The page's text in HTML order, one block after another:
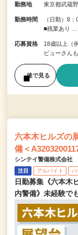
勤務地 東京都武蔵
勤務時間
（日勤）8
■残業あり …
応募資格
18歳以上（
ビューさん
後で見る
六本木ヒルズの
備＜
シンテイ警備株式会社
注目 アルバイト パ
日勤募集《六本木
内警備》未経験で